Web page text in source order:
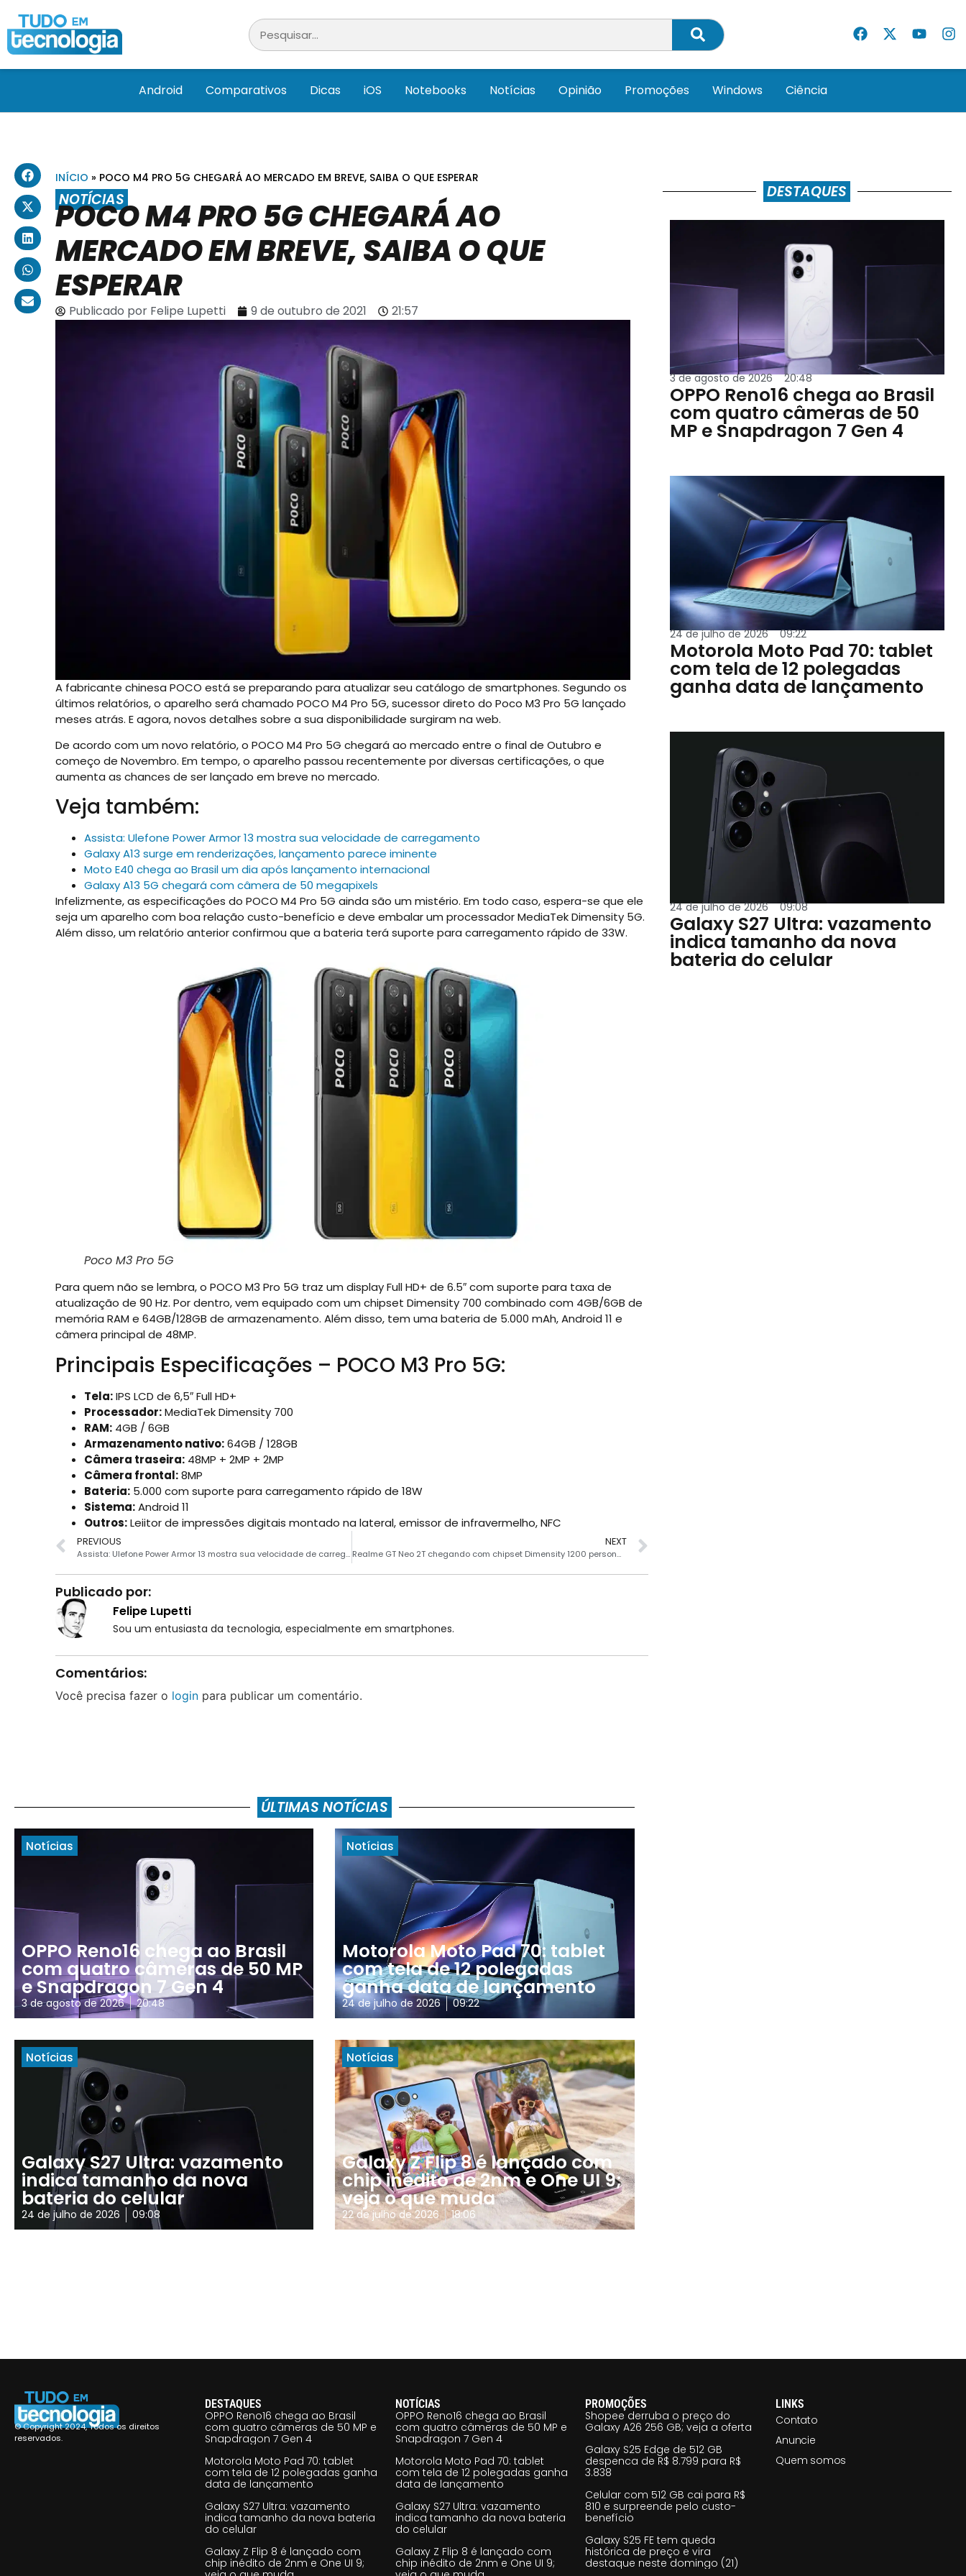
Android Comparativos Dicas iOS Notebooks Notícias Opinião Promoções Windows Ciência
INÍCIO » POCO M4 PRO 5G CHEGARÁ AO MERCADO EM BREVE, SAIBA O QUE ESPERAR
NOTÍCIAS
POCO M4 PRO 5G CHEGARÁ AO
MERCADO EM BREVE, SAIBA O QUE
ESPERAR
Publicado porFelipe Lupetti 9 de outubro de 2021 21:57
A fabricante chinesa POCO está se preparando para atualizar seu catálogo de smartphones. Segundo os
últimos relatórios, o aparelho será chamado POCO M4 Pro 5G, sucessor direto do Poco M3 Pro 5G lançado
meses atrás. E agora, novos detalhes sobre a sua disponibilidade surgiram na web.
De acordo com um novo relatório, o POCO M4 Pro 5G chegará ao mercado entre o final de Outubro e
começo de Novembro. Em tempo, o aparelho passou recentemente por diversas certificações, o que
aumenta as chances de ser lançado em breve no mercado.
Veja também:
Assista: Ulefone Power Armor 13 mostra sua velocidade de carregamento
Galaxy A13 surge em renderizações, lançamento parece iminente
Moto E40 chega ao Brasil um dia após lançamento internacional
Galaxy A13 5G chegará com câmera de 50 megapixels
Infelizmente, as especificações do POCO M4 Pro 5G ainda são um mistério. Em todo caso, espera-se que ele
seja um aparelho com boa relação custo-benefício e deve embalar um processador MediaTek Dimensity 5G.
Além disso, um relatório anterior confirmou que a bateria terá suporte para carregamento rápido de 33W.
Poco M3 Pro 5G
Para quem não se lembra, o POCO M3 Pro 5G traz um display Full HD+ de 6.5″ com suporte para taxa de
atualização de 90 Hz. Por dentro, vem equipado com um chipset Dimensity 700 combinado com 4GB/6GB de
memória RAM e 64GB/128GB de armazenamento. Além disso, tem uma bateria de 5.000 mAh, Android 11 e
câmera principal de 48MP.
Principais Especificações – POCO M3 Pro 5G:
Tela:IPS LCD de 6,5″ Full HD+
Processador:MediaTek Dimensity 700
RAM:4GB / 6GB
Armazenamento nativo:64GB / 128GB
Câmera traseira:48MP + 2MP + 2MP
Câmera frontal:8MP
Bateria:5.000 com suporte para carregamento rápido de 18W
Sistema:Android 11
Outros:Leiitor de impressões digitais montado na lateral, emissor de infravermelho, NFC
PREVIOUS
Assista: Ulefone Power Armor 13 mostra sua velocidade de carregamento
NEXT
Realme GT Neo 2T chegando com chipset Dimensity 1200 personalizado
Publicado por:
Felipe Lupetti
Sou um entusiasta da tecnologia, especialmente em smartphones.
Comentários:
Você precisa fazer o loginpara publicar um comentário.
DESTAQUES
3 de agosto de 2026 20:48
OPPO Reno16 chega ao Brasil
com quatro câmeras de 50
MP e Snapdragon 7 Gen 4
24 de julho de 2026 09:22
Motorola Moto Pad 70: tablet
com tela de 12 polegadas
ganha data de lançamento
24 de julho de 2026 09:08
Galaxy S27 Ultra: vazamento
indica tamanho da nova
bateria do celular
ÚLTIMAS NOTÍCIAS
Notícias
OPPO Reno16 chega ao Brasil
com quatro câmeras de 50 MP
e Snapdragon 7 Gen 4
3 de agosto de 2026 20:48
Notícias
Motorola Moto Pad 70: tablet
com tela de 12 polegadas
ganha data de lançamento
24 de julho de 2026 09:22
Notícias
Galaxy S27 Ultra: vazamento
indica tamanho da nova
bateria do celular
24 de julho de 2026 09:08
Notícias
Galaxy Z Flip 8 é lançado com
chip inédito de 2nm e One UI 9;
veja o que muda
22 de julho de 2026 18:06
© Copyright 2024, Todos os direitos
reservados.
DESTAQUES
OPPO Reno16 chega ao Brasil
com quatro câmeras de 50 MP e
Snapdragon 7 Gen 4
Motorola Moto Pad 70: tablet
com tela de 12 polegadas ganha
data de lançamento
Galaxy S27 Ultra: vazamento
indica tamanho da nova bateria
do celular
Galaxy Z Flip 8 é lançado com
chip inédito de 2nm e One UI 9;
NOTÍCIAS
OPPO Reno16 chega ao Brasil
com quatro câmeras de 50 MP e
Snapdragon 7 Gen 4
Motorola Moto Pad 70: tablet
com tela de 12 polegadas ganha
data de lançamento
Galaxy S27 Ultra: vazamento
indica tamanho da nova bateria
do celular
Galaxy Z Flip 8 é lançado com
chip inédito de 2nm e One UI 9;
PROMOÇÕES
Shopee derruba o preço do
Galaxy A26 256 GB; veja a oferta
Galaxy S25 Edge de 512 GB
despenca de R$ 8.799 para R$
3.838
Celular com 512 GB cai para R$
810 e surpreende pelo custo-
benefício
Galaxy S25 FE tem queda
histórica de preço e vira
destaque neste domingo (21)
LINKS
Contato
Anuncie
Quem somos